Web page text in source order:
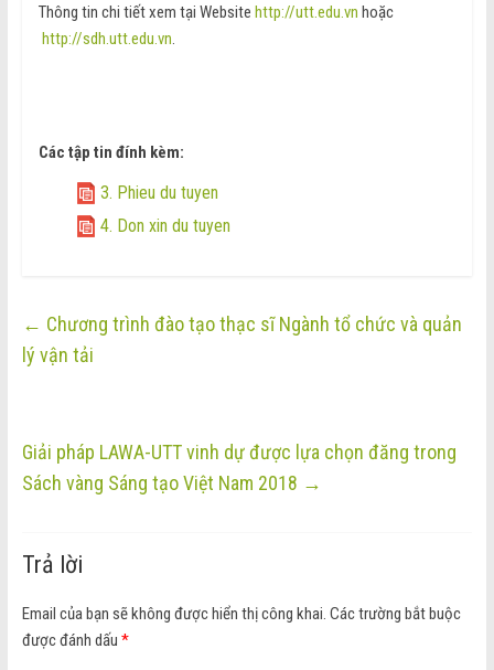
Thông tin chi tiết xem tại Website http://utt.edu.vn hoặc
http://sdh.utt.edu.vn
Các tập tin đính kèm:
3. Phieu du tuyen
4. Don xin du tuyen
← Chương trình đào tạo thạc sĩ Ngành tổ chức và quản
lý vận tải
Giải pháp LAWA-UTT vinh dự được lựa chọn đăng trong
Sách vàng Sáng tạo Việt Nam 2018 →
Trả lời
Email của bạn sẽ không được hiển thị công khai. Các trường bắt buộc
được đánh dấu *